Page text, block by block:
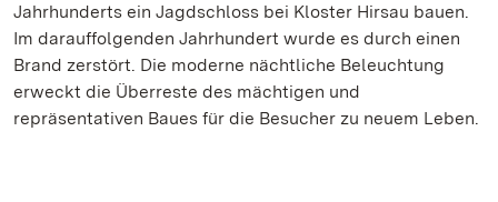
Jahrhunderts ein Jagdschloss bei Kloster Hirsau bauen.
Im darauffolgenden Jahrhundert wurde es durch einen
Brand zerstört. Die moderne nächtliche Beleuchtung
erweckt die Überreste des mächtigen und
repräsentativen Baues für die Besucher zu neuem Leben.